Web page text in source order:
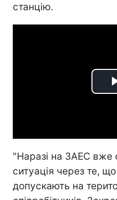
станцію.
"Наразі на ЗАЕС вже
ситуація через те,
допускають на